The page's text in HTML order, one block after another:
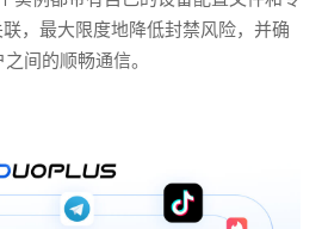
，最大限度地降低封禁风险，并确
间的顺畅通信。